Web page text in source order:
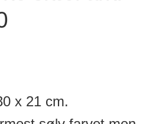
x 21 cm.